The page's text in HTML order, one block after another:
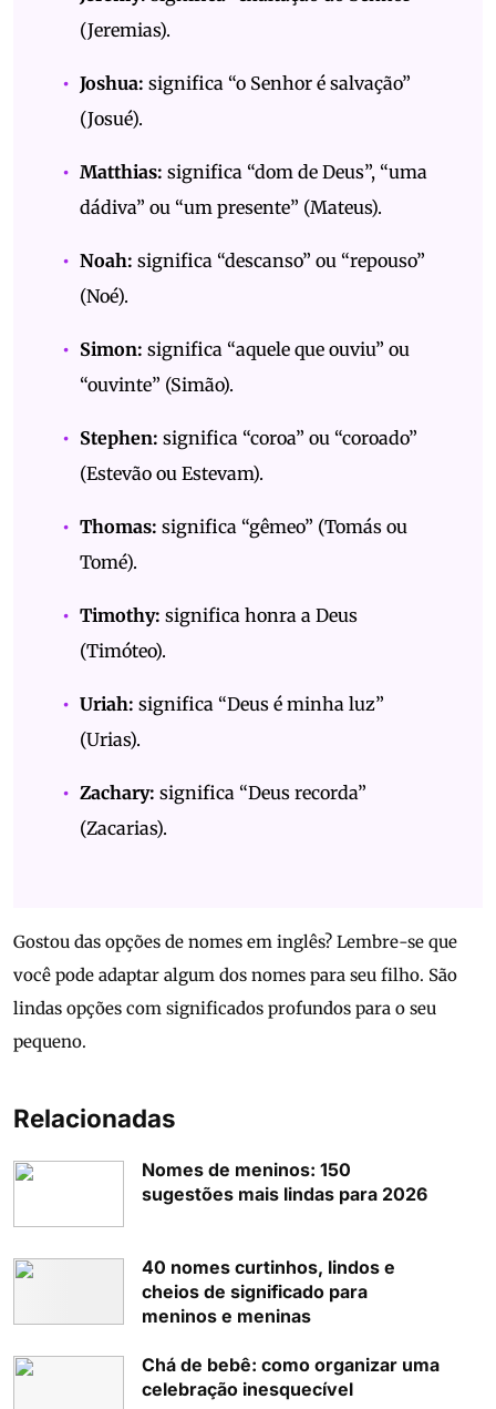
(Jeremias).
Joshua: significa “o Senhor é salvação”
(Josué).
Matthias: significa “dom de Deus”, “uma
dádiva” ou “um presente” (Mateus).
Noah: significa “descanso” ou “repouso”
(Noé).
Simon: significa “aquele que ouviu” ou
“ouvinte” (Simão).
Stephen: significa “coroa” ou “coroado”
(Estevão ou Estevam).
Thomas: significa “gêmeo” (Tomás ou
Tomé).
Timothy: significa honra a Deus
(Timóteo).
Uriah: significa “Deus é minha luz”
(Urias).
Zachary: significa “Deus recorda”
(Zacarias).
Gostou das opções de nomes em inglês? Lembre-se que
você pode adaptar algum dos nomes para seu filho. São
lindas opções com significados profundos para o seu
pequeno.
Relacionadas
Nomes de meninos: 150
sugestões mais lindas para 2026
40 nomes curtinhos, lindos e
cheios de significado para
meninos e meninas
Chá de bebê: como organizar uma
celebração inesquecível